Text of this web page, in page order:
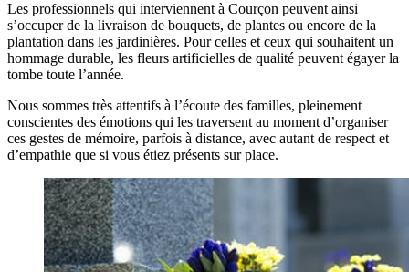
Les professionnels qui interviennent à Courçon peuvent ainsi
s’occuper de la livraison de bouquets, de plantes ou encore de la
plantation dans les jardinières. Pour celles et ceux qui souhaitent un
hommage durable, les fleurs artificielles de qualité peuvent égayer la
tombe toute l’année.
Nous sommes très attentifs à l’écoute des familles, pleinement
conscientes des émotions qui les traversent au moment d’organiser
ces gestes de mémoire, parfois à distance, avec autant de respect et
d’empathie que si vous étiez présents sur place.